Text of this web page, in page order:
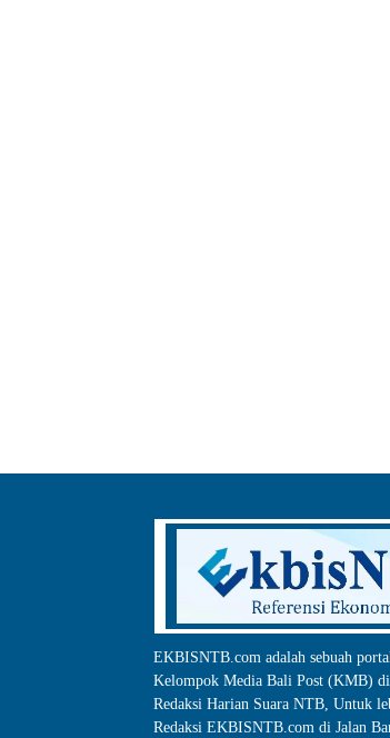
EKBISNTB.com adalah sebuah
Kelompok Media Bali Post (KMB)
Redaksi Harian Suara NTB, Untuk
Redaksi EKBISNTB.com di Jalan